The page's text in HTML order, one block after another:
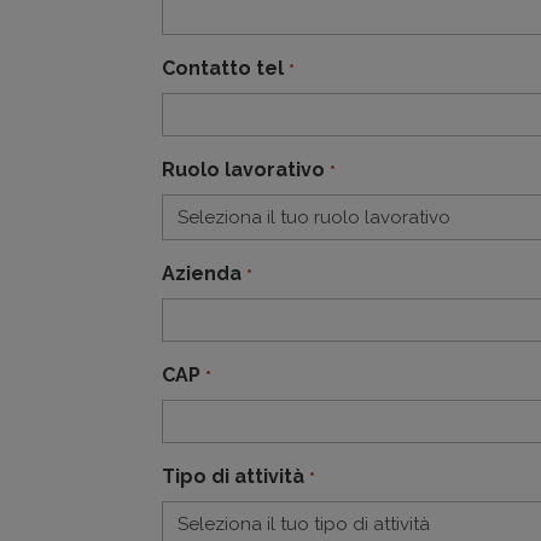
Contatto tel *
Ruolo lavorativo *
Azienda *
CAP *
Tipo di attività *